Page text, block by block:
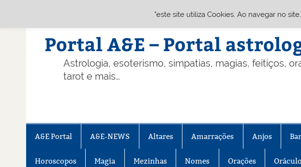
Portal A&E – Portal
Astrologia, esoterismo, simpatias, magias, feitiços,
tarot e mais…
A&E Portal A&E-NEWS Altares Amarrações Anjos
Horoscopos Magia Mezinhas Nomes Orações
"este site utiliza Cookies. Ao navegar no